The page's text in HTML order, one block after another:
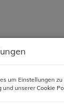
um Einstellungen
und unsererCookie